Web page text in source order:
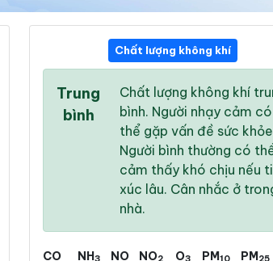
26 °/ 32 °
25 °
/32 °
Chất lượng không khí
Trung
bình
Chất lượng không khí
bình. Người nhạy cảm có
thể gặp vấn đề sức
Người bình thường có
cảm thấy khó chịu nếu
xúc lâu. Cân nhắc ở
nhà.
CO
NH
NO
NO O PM PM